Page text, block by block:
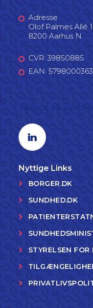
Adresse
Olof Palmes Allé
8200 Aarhus N
CVR: 39850885
EAN:
Linkedin profil
Nyttige Links
BORGER.DK
SUNDHED.DK
STYRELSEN